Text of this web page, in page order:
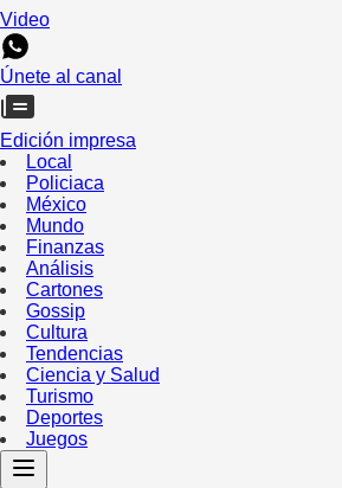
Video
Únete al canal
Edición impresa
Local
Policiaca
México
Mundo
Finanzas
Análisis
Cartones
Gossip
Cultura
Tendencias
Ciencia y Salud
Turismo
Deportes
Juegos